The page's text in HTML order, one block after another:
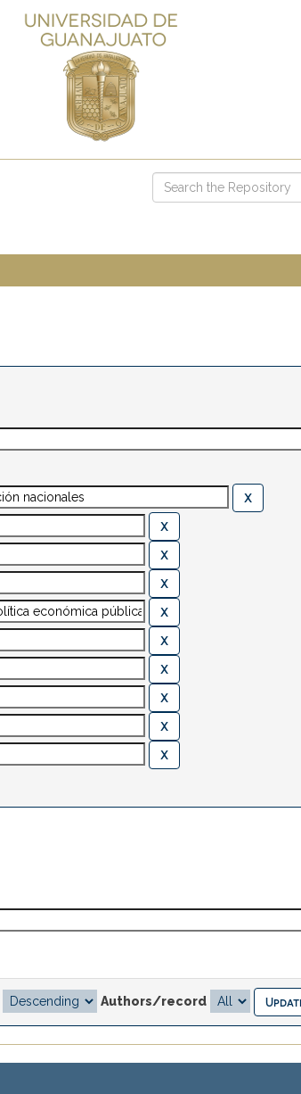
Authors/record